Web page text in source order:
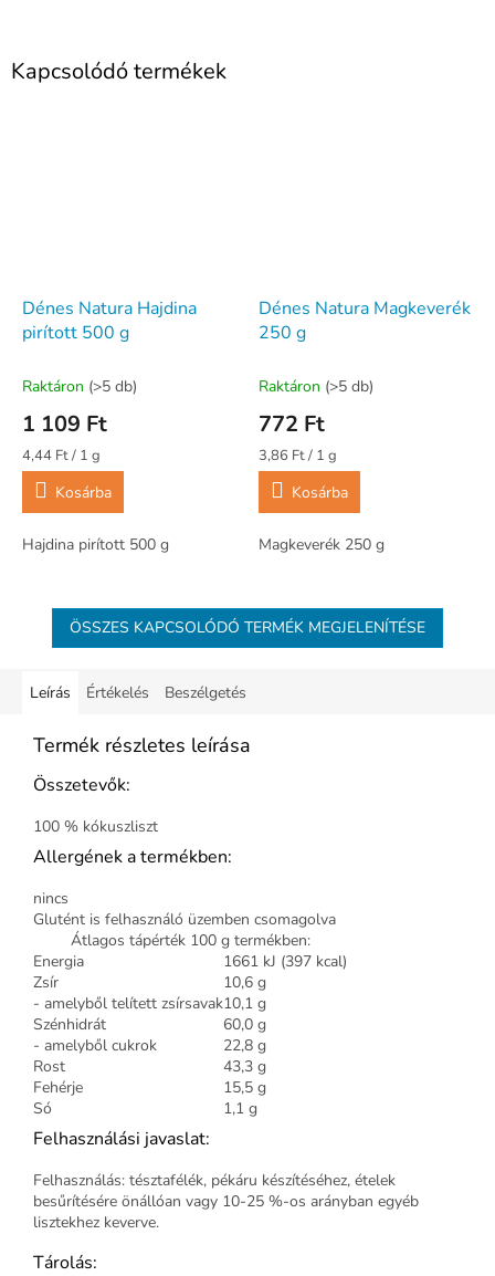
Kapcsolódó termékek
Dénes Natura Hajdina
pirított 500 g
Raktáron (>5 db)
1 109 Ft
Egységár:
4,44 Ft / 1 g
Kosárba
Hajdina pirított 500 g
Dénes Natura Magkeverék
250 g
Raktáron (>5 db)
772 Ft
Egységár:
3,86 Ft / 1 g
Kosárba
Magkeverék 250 g
ÖSSZES KAPCSOLÓDÓ TERMÉK MEGJELENÍTÉSE
Leírás Értékelés Beszélgetés
Termék részletes leírása
Összetevők:
100 % kókuszliszt
Allergének a termékben:
nincs
Glutént is felhasználó üzemben csomagolva
Átlagos tápérték 100 g termékben:
Energia
1661 kJ (397 kcal)
Zsír
10,6 g
- amelyből telített zsírsavak10,1 g
Szénhidrát
60,0 g
- amelyből cukrok
22,8 g
Rost
43,3 g
Fehérje
15,5 g
Só
1,1 g
Felhasználási javaslat:
Felhasználás: tésztafélék, pékáru készítéséhez, ételek
besűrítésére önállóan vagy 10-25 %-os arányban egyéb
lisztekhez keverve.
Tárolás: